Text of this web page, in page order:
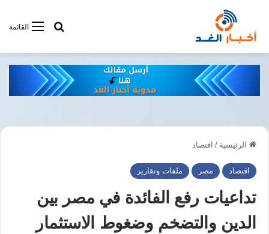
القائمةأبحت فى
الرئيسية / اقتصاد
اقتصاد مصر ملفات وتقارير
تداعيات رفع الفائدة في مصر بين
الدين والتضخم وضغوط الاستثمار